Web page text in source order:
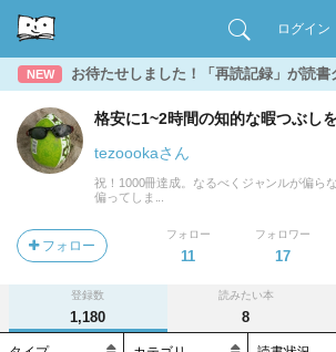
ログイン
NEW お待たせしました！「再読記録」が読書
格安に1~2時間の知的な暇つぶし
tezoookaさん
祝！1000冊達成。なるべくジャンルが偏ら
偏ってしま...
フォロー
フォロー
11
フォロワー
17
登録数
1,180
読みたい本
8